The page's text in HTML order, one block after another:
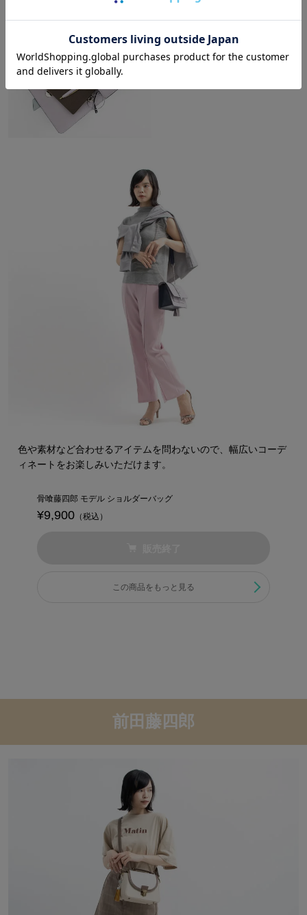
色や素材など合わせるアイテムを問わないので、幅広いコーデ
ィネートをお楽しみいただけます。
骨喰藤四郎 モデル ショルダーバッグ
¥9,900 （税込）
この商品をもっと見る
前田藤四郎